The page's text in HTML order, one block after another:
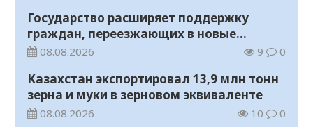
Государство расширяет поддержку
граждан, переезжающих в новые
регионы для работы
08.08.2026 9 0
Казахстан экспортировал 13,9 млн тонн
зерна и муки в зерновом эквиваленте
08.08.2026 10 0